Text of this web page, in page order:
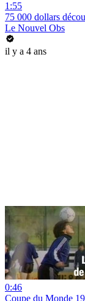
1:55
75 000 dollars
Le Nouvel Obs
il y a 4 ans
0:46
Coupe du Monde